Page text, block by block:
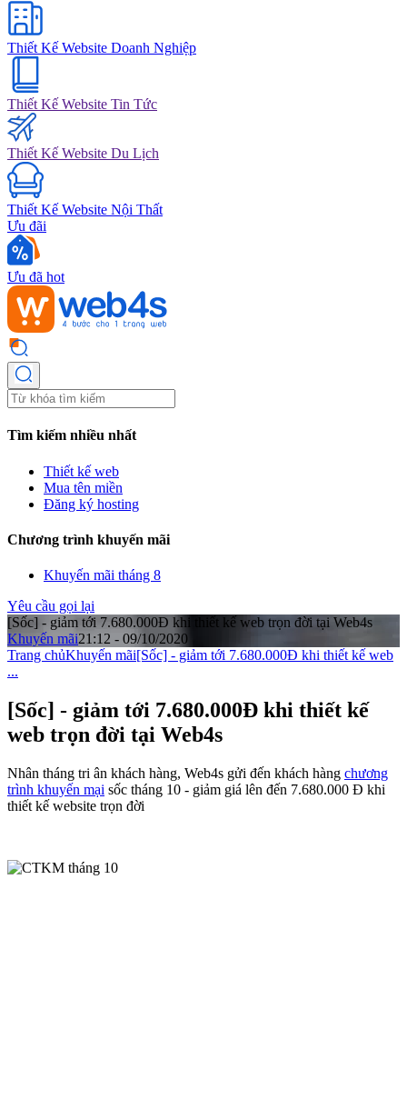
Thiết Kế Website Doanh Nghiệp
Thiết Kế Website Tin Tức
Thiết Kế Website Du Lịch
Thiết Kế Website Nội Thất
Ưu đãi
Ưu đã hot
Tìm kiếm nhiều nhất
Thiết kế web
Mua tên miền
Đăng ký hosting
Chương trình khuyến mãi
Khuyến mãi tháng 8
Yêu cầu gọi lại
[Sốc] - giảm tới 7.680.000Đ khi thiết kế web trọn đời tại Web4s
Khuyến mãi21:12 - 09/10/2020
Trang chủKhuyến mãi[Sốc] - giảm tới 7.680.000Đ khi thiết kế web
...
[Sốc] - giảm tới 7.680.000Đ khi thiết kế
web trọn đời tại Web4s
Nhân tháng tri ân khách hàng, Web4s gửi đến khách hàng chương
trình khuyến mại sốc tháng 10 - giảm giá lên đến 7.680.000 Đ khi
thiết kế website trọn đời